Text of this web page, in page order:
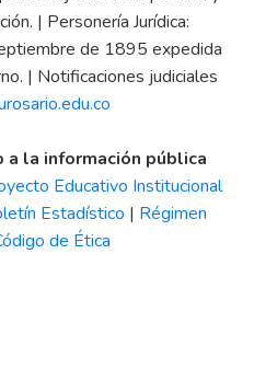
| Personería Jurídica:
de 1895 expedida
| Notificaciones judiciales
a la información pública
Educativo Institucional
Estadístico | Régimen
de Ética